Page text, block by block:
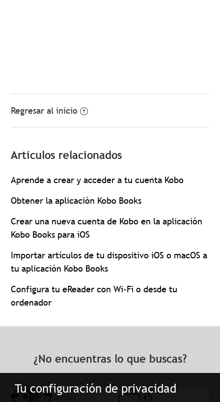
Tu configuración de privacidad
Regresar al inicio
Artículos relacionados
Aprende a crear y acceder a tu cuenta Kobo
Obtener la aplicación Kobo Books
Crear una nueva cuenta de Kobo en la aplicación
Kobo Books para iOS
Importar artículos de tu dispositivo iOS o macOS a
tu aplicación Kobo Books
Configura tu eReader con Wi-Fi o desde tu
ordenador
¿No encuentras lo que buscas?